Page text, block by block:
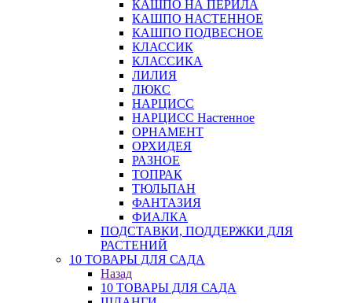
КАШПО НА ПЕРИЛА
КАШПО НАСТЕННОЕ
КАШПО ПОДВЕСНОЕ
КЛАССИК
КЛАССИКА
ЛИЛИЯ
ЛЮКС
НАРЦИСС
НАРЦИСС Настенное
ОРНАМЕНТ
ОРХИДЕЯ
РАЗНОЕ
ТОПРАК
ТЮЛЬПАН
ФАНТАЗИЯ
ФИАЛКА
ПОДСТАВКИ, ПОДДЕРЖКИ ДЛЯ
РАСТЕНИЙ
10 ТОВАРЫ ДЛЯ САДА
Назад
10 ТОВАРЫ ДЛЯ САДА